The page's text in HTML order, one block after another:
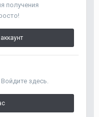
получения
здесь.